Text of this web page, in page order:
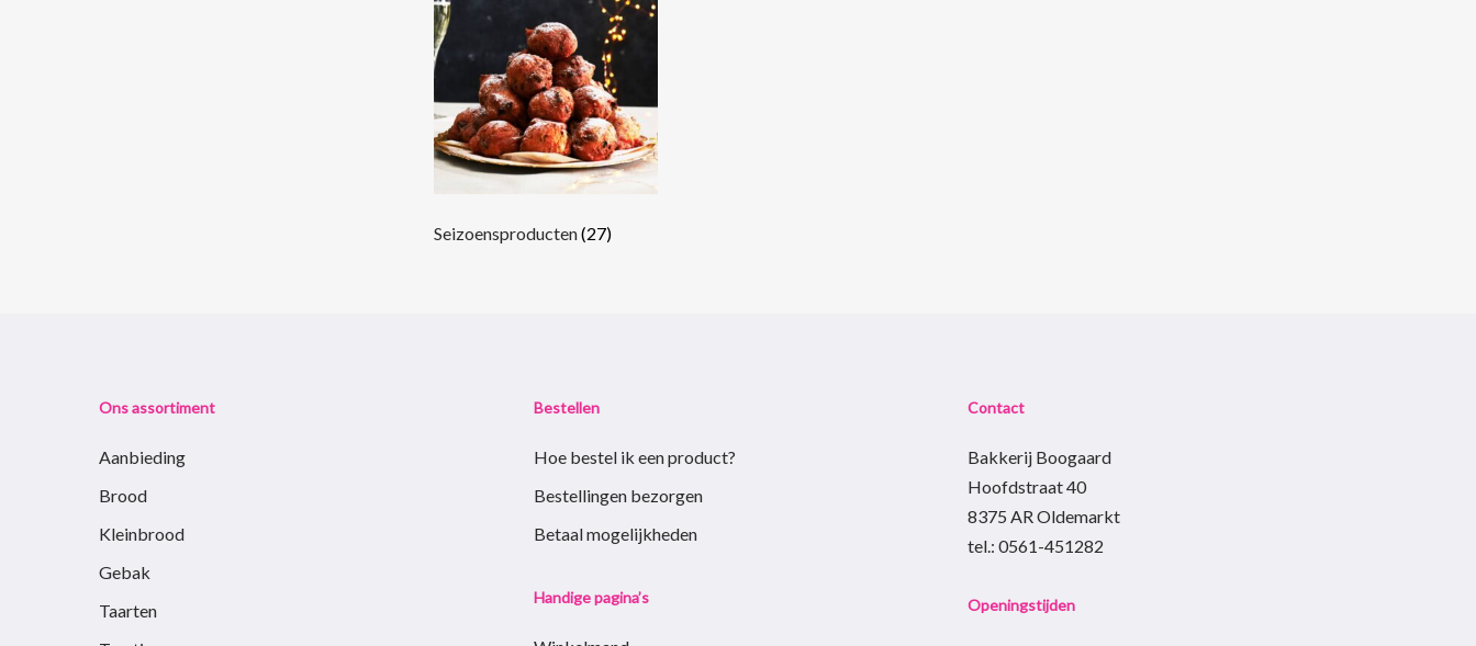
Seizoensproducten(27)
Ons assortiment
Aanbieding
Brood
Kleinbrood
Gebak
Taarten
Bestellen
Hoe bestel ik een product?
Bestellingen bezorgen
Betaal mogelijkheden
Handige pagina’s
Contact
Bakkerij Boogaard
Hoofdstraat 40
8375 AR Oldemarkt
tel.: 0561-451282
Openingstijden